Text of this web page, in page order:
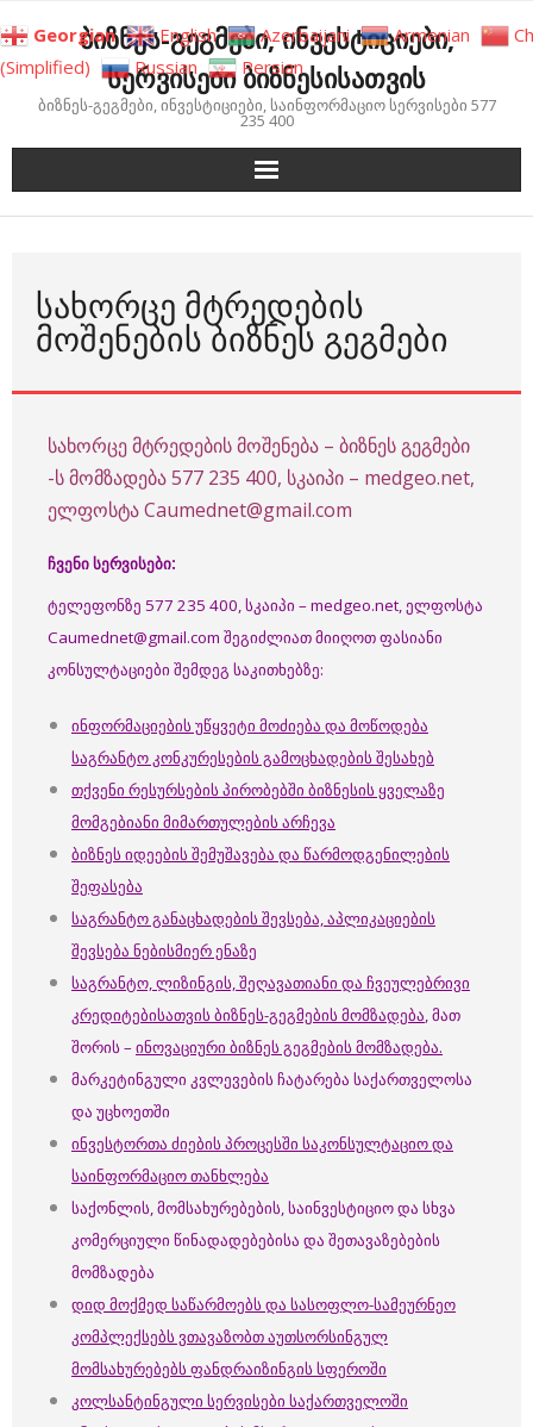
to
content
ბიზნეს-გეგმები, ინვესტიციები,
სერვისები ბიზნესისათვის
ბიზნეს-გეგმები, ინვესტიციები, საინფორმაციო სერვისები 577
235 400
ᲡᲐᲮᲝᲠᲪᲔ ᲛᲢᲠᲔᲓᲔᲑᲘᲡ
ᲛᲝᲨᲔᲜᲔᲑᲘᲡ ᲑᲘᲖᲜᲔᲡ ᲒᲔᲒᲛᲔᲑᲘ
სახორცე მტრედების მოშენება – ბიზნეს გეგმები
-ს მომზადება 577 235 400, სკაიპი – medgeo.net,
ელფოსტა Caumednet@gmail.com
ჩვენი სერვისები:
ტელეფონზე 577 235 400, სკაიპი – medgeo.net, ელფოსტა
Caumednet@gmail.com შეგიძლიათ მიიღოთ ფასიანი
კონსულტაციები შემდეგ საკითხებზე:
ინფორმაციების უწყვეტი მოძიება და მოწოდება
საგრანტო კონკურესების გამოცხადების შესახებ
თქვენი რესურსების პირობებში ბიზნესის ყველაზე
მომგებიანი მიმართულების არჩევა
ბიზნეს იდეების შემუშავება და წარმოდგენილების
შეფასება
საგრანტო განაცხადების შევსება, აპლიკაციების
შევსება ნებისმიერ ენაზე
საგრანტო, ლიზინგის, შეღავათიანი და ჩვეულებრივი
კრედიტებისათვის ბიზნეს-გეგმების მომზადება, მათ
შორის –ინოვაციური ბიზნეს გეგმების მომზადება.
მარკეტინგული კვლევების ჩატარება საქართველოსა
და უცხოეთში
ინვესტორთა ძიების პროცესში საკონსულტაციო და
საინფორმაციო თანხლება
საქონლის, მომსახურებების, საინვესტიციო და სხვა
კომერციული წინადადებებისა და შეთავაზებების
მომზადება
დიდ მოქმედ საწარმოებს და სასოფლო-სამეურნეო
კომპლექსებს ვთავაზობთ აუთსორსინგულ
მომსახურებებს ფანდრაიზინგის სფეროში
კოლსანტინგული სერვისები საქართველოში
Georgian English Azerbaijani Armenian
(Simplified)
Russian Persian